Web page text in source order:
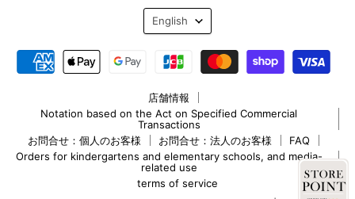
店舗情報
Notation based on the Act on Specified Commercial
Transactions
お問合せ：個人のお客様
お問合せ：法人のお客様
FAQ
Orders for kindergartens and elementary schools, and media-
related use
terms of service
Language
English